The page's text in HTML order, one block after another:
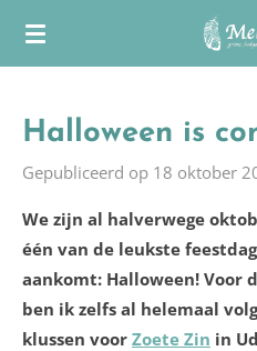
Ga
de
hoofdinhoud
Halloween is
Gepubliceerd op 18 oktober
We zijn al halverwege
één van de leukste
aankomt: Halloween! Voor
ben ik zelfs al helemaal
klussen voor Zoete Zin in